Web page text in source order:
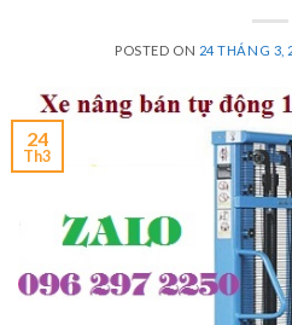
POSTED ON 24 THÁNG 3,
24
Th3